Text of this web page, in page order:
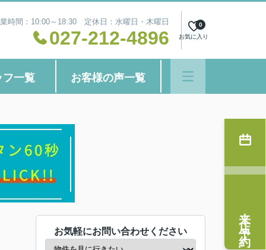
時間：10:00～18:30 定休日：水曜日・木曜日
027-212-4896 お気に入り
0
フ一覧 お客様の声一覧
お気軽にお問い合わせください 来店予約